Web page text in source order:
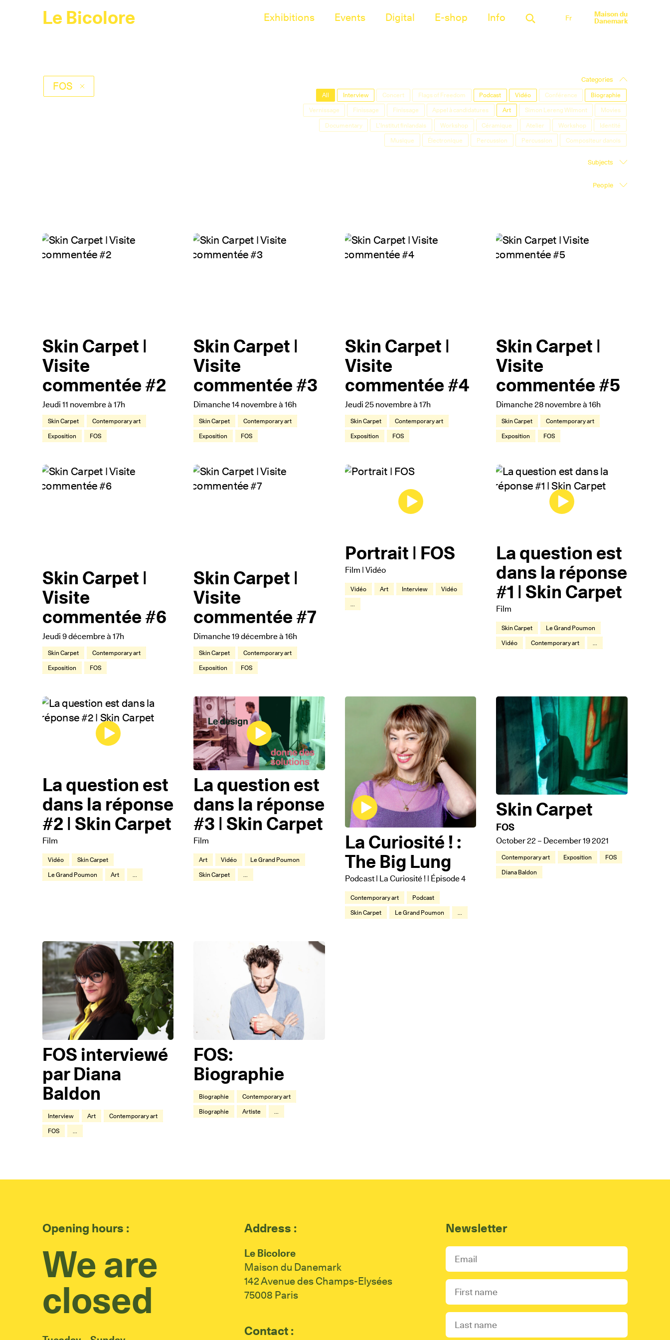
Le Bicolore Exhibitions Events Digital E-shop Info Fr Maison du
Danemark
FOS Categories
All Interview Concert Flags of Freedom Podcast Vidéo Conférence
Biographie
Vernissage
Finissage Finissage Appel à candidatures Art Simon Lereng Wilmont
Movies
Documentary
L'Institut finlandais Workshop Céramique Atelier Workshop
Identité
Musique
Électronique Percussion Percussion Compositeur danois
Subjects
People
Skin Carpet |
Visite
commentée #2
Jeudi 11 novembre à 17h
Skin Carpet
Contemporary art
Exposition
FOS
Skin Carpet |
Visite
commentée #3
Dimanche 14 novembre à 16h
Skin Carpet
Contemporary art
Exposition
FOS
Skin Carpet |
Visite
commentée #4
Jeudi 25 novembre à 17h
Skin Carpet
Contemporary art
Exposition
FOS
Skin Carpet |
Visite
commentée #5
Dimanche 28 novembre à 16h
Skin Carpet
Contemporary art
Exposition
FOS
Skin Carpet |
Visite
commentée #6
Jeudi 9 décembre à 17h
Skin Carpet
Contemporary art
Exposition
FOS
Skin Carpet |
Visite
commentée #7
Dimanche 19 décembre à 16h
Skin Carpet
Contemporary art
Exposition
FOS
Portrait | FOS
Film | Vidéo
Vidéo Art Interview
Vidéo
...
La question est
dans la réponse
#1 | Skin Carpet
Film
Skin Carpet
Le Grand Poumon
Vidéo
Contemporary art ...
La question est
dans la réponse
#2 | Skin Carpet
Film
Vidéo
Skin Carpet
Le Grand Poumon
Art ...
La question est
dans la réponse
#3 | Skin Carpet
Film
Art Vidéo
Le Grand Poumon
Skin Carpet
...
La Curiosité ! :
The Big Lung
Podcast | La Curiosité ! | Épisode 4
Contemporary art
Podcast
Skin Carpet
Le Grand Poumon ...
Skin Carpet
FOS
October 22 – December 19 2021
Contemporary art Exposition
FOS
Diana Baldon
FOS interviewé
par Diana
Baldon
Interview Art
Contemporary art
FOS
...
FOS:
Biographie
Biographie
Contemporary art
Biographie
Artiste ...
Opening hours :
We are
closed
Address :
Le Bicolore
Maison du Danemark
142 Avenue des Champs-Elysées
75008 Paris
Contact :
Newsletter